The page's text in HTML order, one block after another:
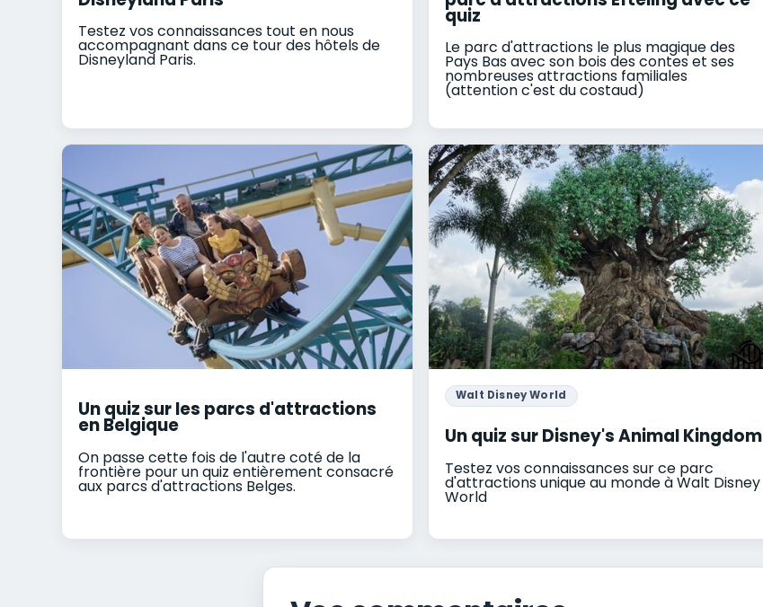
Testez vos connaissances tout en nous
accompagnant dans ce tour des hôtels de
Disneyland Paris.
quiz
Le parc d'attractions le plus magique des
Pays Bas avec son bois des contes et ses
nombreuses attractions familiales
(attention c'est du costaud)
Un quiz sur les parcs d'attractions
en Belgique
On passe cette fois de l'autre coté de la
frontière pour un quiz entièrement consacré
aux parcs d'attractions Belges.
Walt Disney World
Un quiz sur Disney's Animal Kingdom
Testez vos connaissances sur ce parc
d'attractions unique au monde à Walt Disney
World